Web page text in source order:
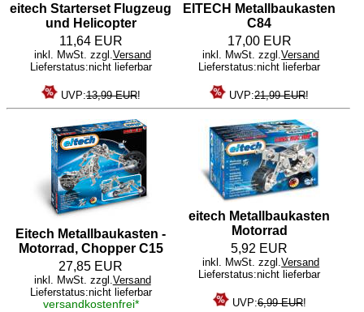
eitech Starterset Flugzeug
und Helicopter
11,64 EUR
inkl. MwSt. zzgl. Versand
Lieferstatus:nicht lieferbar
UVP:13,99 EUR!
EITECH Metallbaukasten
C84
17,00 EUR
inkl. MwSt. zzgl.Versand
Lieferstatus:nicht lieferbar
UVP:21,99 EUR!
Eitech Metallbaukasten -
Motorrad, Chopper C15
27,85 EUR
inkl. MwSt. zzgl.Versand
Lieferstatus:nicht lieferbar
versandkostenfrei*
eitech Metallbaukasten
Motorrad
5,92 EUR
inkl. MwSt. zzgl.Versand
Lieferstatus:nicht lieferbar
UVP:6,99 EUR!